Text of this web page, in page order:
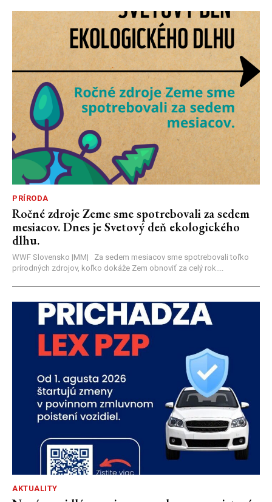
PRÍRODA
Ročné zdroje Zeme sme spotrebovali za sedem
mesiacov. Dnes je Svetový deň ekologického
dlhu.
WWF Slovensko |MM| Za sedem mesiacov sme spotrebovali toľko
prírodných zdrojov, koľko dokáže Zem obnoviť za celý rok....
AKTUALITY